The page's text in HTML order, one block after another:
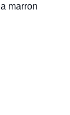
marron